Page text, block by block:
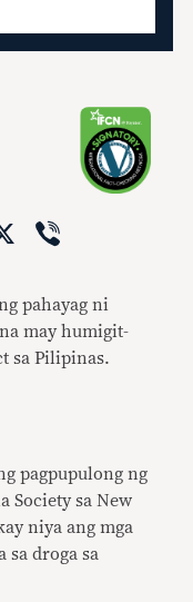
X
pahayag ni
may humigit-
sa Pilipinas.
pagpupulong ng
Society sa New
niya ang mga
sa droga sa